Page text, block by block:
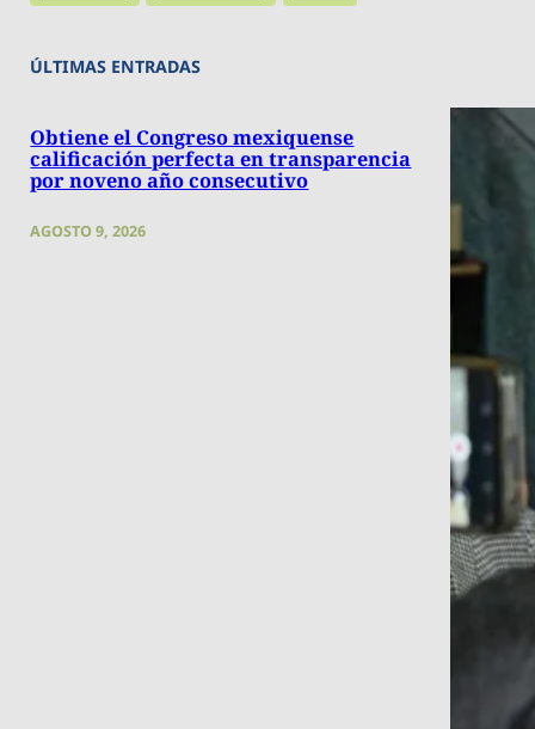
ÚLTIMAS ENTRADAS
Obtiene el Congreso mexiquense
calificación perfecta en transparencia
por noveno año consecutivo
AGOSTO 9, 2026